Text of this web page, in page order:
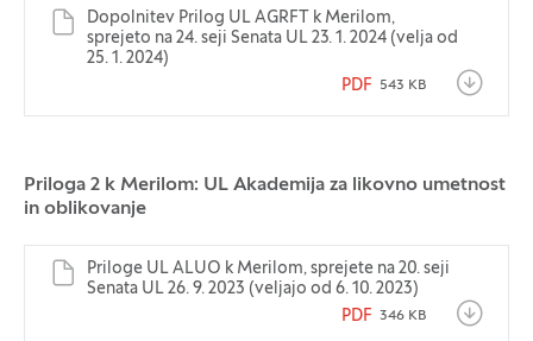
Dopolnitev Prilog UL AGRFT k Merilom,
sprejeto na 24. seji Senata UL 23. 1. 2024 (velja od
25. 1. 2024)
PDF
543 KB
Priloga 2 k Merilom: UL Akademija za likovno umetnost
in oblikovanje
Priloge UL ALUO k Merilom, sprejete na 20. seji
Senata UL 26. 9. 2023 (veljajo od 6. 10. 2023)
PDF 346 KB